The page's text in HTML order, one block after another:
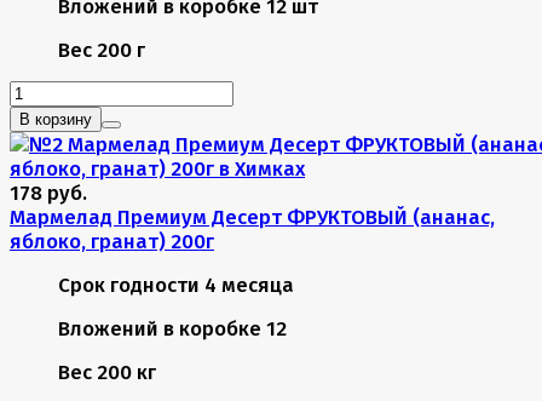
Вложений в коробке 12 шт
Вес 200 г
В корзину
178 руб.
Мармелад Премиум Десерт ФРУКТОВЫЙ (ананас,
яблоко, гранат) 200г
Срок годности 4 месяца
Вложений в коробке 12
Вес 200 кг